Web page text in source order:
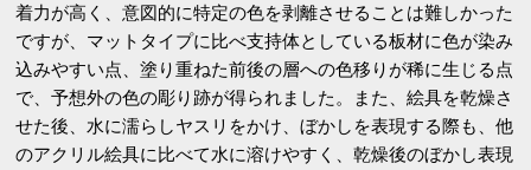
着力が高く、意図的に特定の色を剥離させることは難しかった
ですが、マットタイプに比べ支持体としている板材に色が染み
込みやすい点、塗り重ねた前後の層への色移りが稀に生じる点
で、予想外の色の彫り跡が得られました。また、絵具を乾燥さ
せた後、水に濡らしヤスリをかけ、ぼかしを表現する際も、他
のアクリル絵具に比べて水に溶けやすく、乾燥後のぼかし表現